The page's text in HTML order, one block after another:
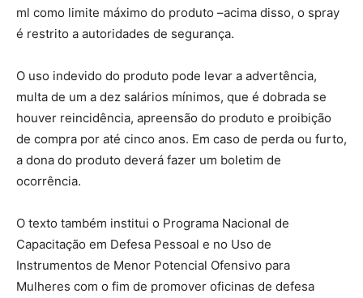
ml como limite máximo do produto –acima disso, o spray
é restrito a autoridades de segurança.
O uso indevido do produto pode levar a advertência,
multa de um a dez salários mínimos, que é dobrada se
houver reincidência, apreensão do produto e proibição
de compra por até cinco anos. Em caso de perda ou furto,
a dona do produto deverá fazer um boletim de
ocorrência.
O texto também institui o Programa Nacional de
Capacitação em Defesa Pessoal e no Uso de
Instrumentos de Menor Potencial Ofensivo para
Mulheres com o fim de promover oficinas de defesa